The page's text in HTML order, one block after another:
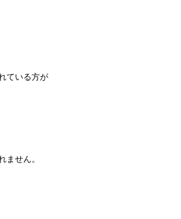
ている方が
ません。